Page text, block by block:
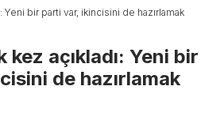
Yeni bir parti var, ikincisini de hazırlamak
kez açıkladı: Yeni bir
de hazırlamak